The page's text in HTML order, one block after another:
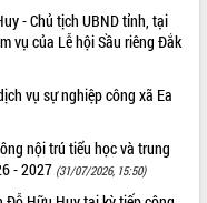
- Chủ tịch UBND tỉnh, tại
vụ của Lễ hội Sầu riêng Đắk
vụ sự nghiệp công xã Ea
nội trú tiểu học và trung
- 2027 (31/07/2026, 15:50)